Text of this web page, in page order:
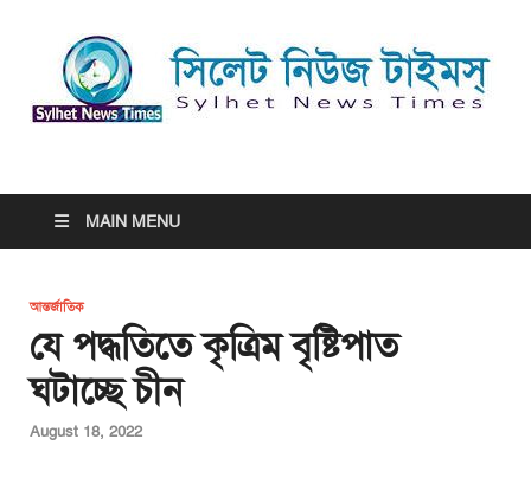
সিলেট নিউজ টাইমস্ | Sylhet
News Times
MAIN MENU
আন্তর্জাতিক
যে পদ্ধতিতে কৃত্রিম বৃষ্টিপাত
ঘটাচ্ছে চীন
August 18, 2022